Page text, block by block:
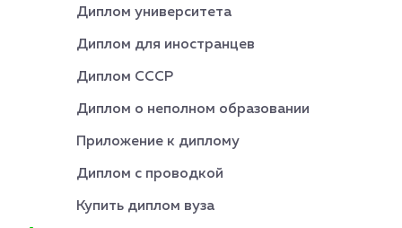
Диплом университета
Диплом для иностранцев
Диплом СССР
Диплом о неполном образовании
Приложение к диплому
Диплом с проводкой
Купить диплом вуза